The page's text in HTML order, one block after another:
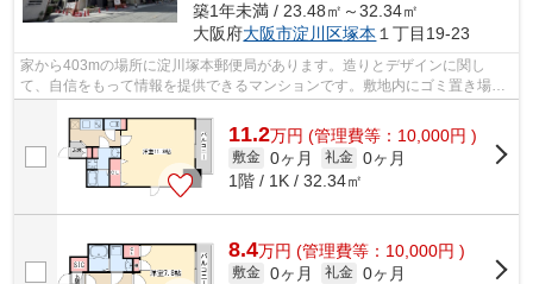
築1年未満 / 23.48㎡～32.34㎡
大阪府大阪市淀川区塚本 １丁目19-23
家から403mの場所に淀川塚本郵便局があります。造りとデザインに関し
て、自信をもって情報を提供できるマンションです。敷地内にゴミ置き場が
11.2万円 (管理費等：10,000円 )
敷金 0ヶ月 礼金 0ヶ月
1階 / 1K / 32.34㎡
8.4万円 (管理費等：10,000円 )
敷金 0ヶ月 礼金 0ヶ月